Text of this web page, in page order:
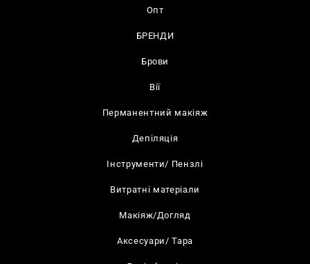
Опт
БРЕНДИ
Брови
Вії
Перманентний макіяж
Депіляція
Інструменти/ Пензлі
Витратні матеріали
Макіяж/Догляд
Аксесуари/ Тара